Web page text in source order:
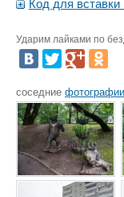
Код для вставки
Ударим лайками по
соседние фотографии